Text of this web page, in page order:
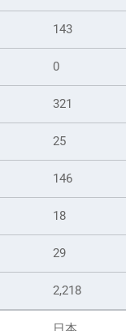
143
0
321
25
146
18
29
2,218